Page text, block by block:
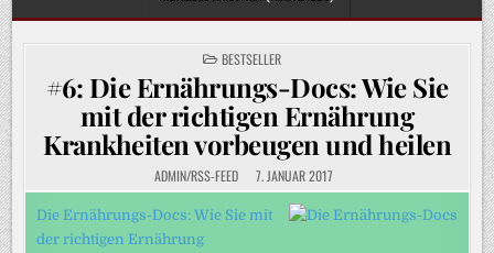
POSTED
IN
BESTSELLER
#6: Die Ernährungs-Docs: Wie Sie
mit der richtigen Ernährung
Krankheiten vorbeugen und heilen
ADMIN/RSS-FEED 7. JANUAR 2017
Die Ernährungs-Docs: Wie Sie mit
der richtigen Ernährung